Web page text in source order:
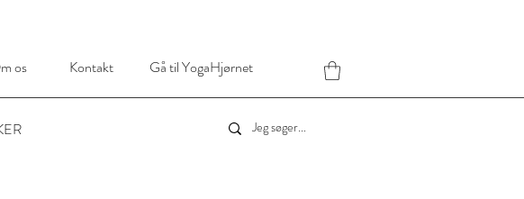
os Kontakt Gå til YogaHjørnet